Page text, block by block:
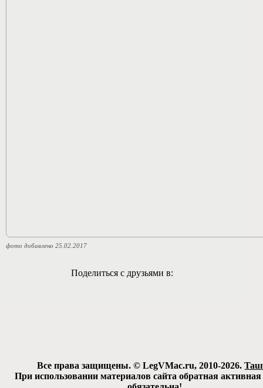
фото добавлено 25.02.2017
Поделиться с друзьями в:
Все права защищены. © LegVMac.ru, 2010-2026.
При использовании материалов сайта обратная